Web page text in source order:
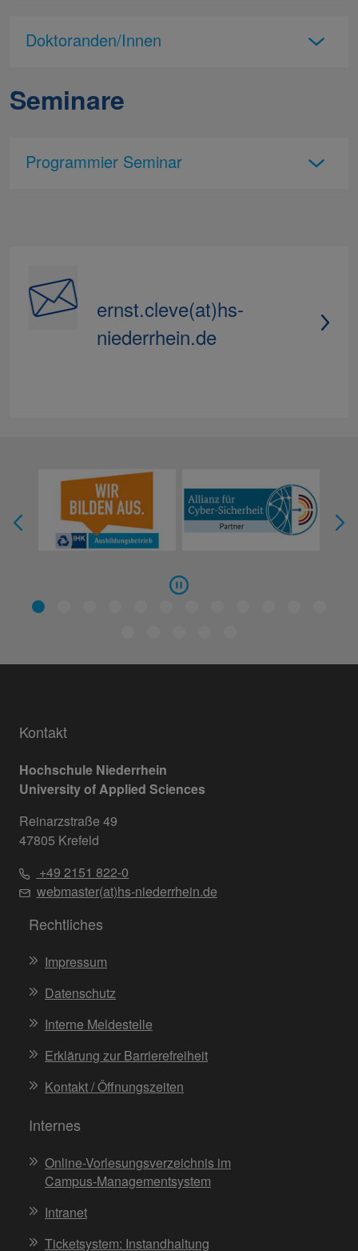
Doktoranden/Innen
Seminare
Programmier Seminar
ernst.cleve(at)hs-
niederrhein.de
Kontakt
Hochschule Niederrhein
University of Applied Sciences
Reinarzstraße 49
47805 Krefeld
+49 2151 822-0
webmaster(at)hs-niederrhein.de
Rechtliches
Impressum
Datenschutz
Interne Meldestelle
Erklärung zur Barrierefreiheit
Kontakt / Öffnungszeiten
Internes
Online-Vorlesungsverzeichnis im
Campus-Managementsystem
Intranet
Ticketsystem: Instandhaltung